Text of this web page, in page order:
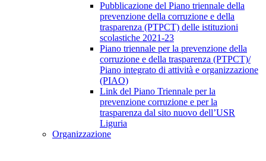
Pubblicazione del Piano triennale della
prevenzione della corruzione e della
trasparenza (PTPCT) delle istituzioni
scolastiche 2021-23
Piano triennale per la prevenzione della
corruzione e della trasparenza (PTPCT)/
Piano integrato di attività e organizzazione
(PIAO)
Link del Piano Triennale per la
prevenzione corruzione e per la
trasparenza dal sito nuovo dell’USR
Liguria
Organizzazione